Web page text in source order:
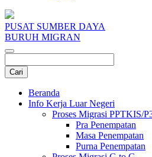
PUSAT SUMBER DAYA
BURUH MIGRAN
Beranda
Info Kerja Luar Negeri
Proses Migrasi PPTKIS/
Pra Penempatan
Masa Penempatan
Purna Penempatan